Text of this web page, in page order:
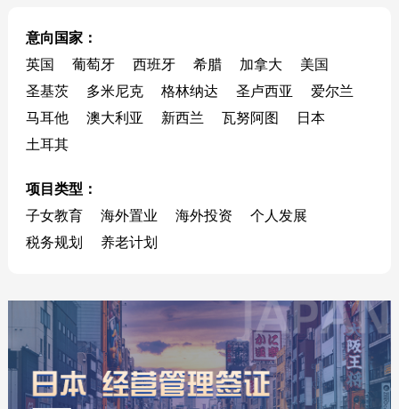
意向国家：
英国
葡萄牙 西班牙 希腊 加拿大
美国
圣基茨
多米尼克 格林纳达 圣卢西亚
爱尔兰
马耳他
澳大利亚 新西兰 瓦努阿图
日本
土耳其
项目类型：
子女教育
海外置业 海外投资
个人发展
税务规划
养老计划